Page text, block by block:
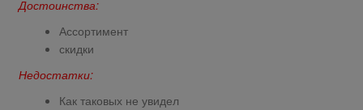
Достоинства:
Ассортимент
скидки
Недостатки:
Как таковых не увидел